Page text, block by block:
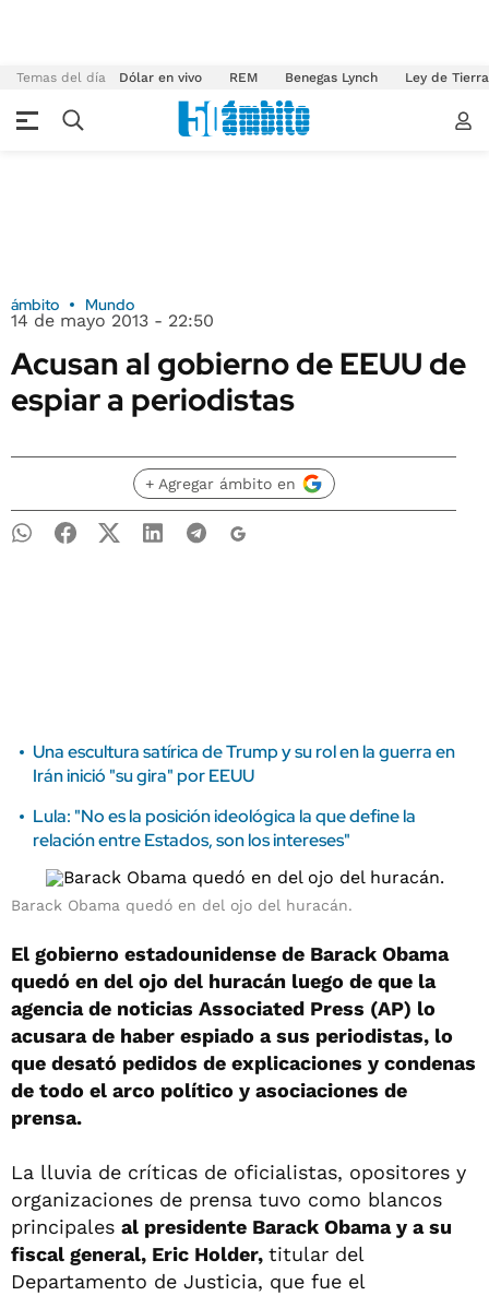
Temas del día Dólar en vivo REM Benegas Lynch Ley de
ámbito Mundo
14 de mayo 2013 - 22:50
Acusan al gobierno de EEUU de
espiar a periodistas
+ Agregar ámbito en
Una escultura satírica de Trump y su rol en la guerra en
Irán inició "su gira" por EEUU
Lula: "No es la posición ideológica la que define la
relación entre Estados, son los intereses"
Barack Obama quedó en del ojo del huracán.
El gobierno estadounidense de Barack Obama
quedó en del ojo del huracán luego de que la
agencia de noticias Associated Press (AP) lo
acusara de haber espiado a sus periodistas, lo
que desató pedidos de explicaciones y condenas
de todo el arco político y asociaciones de
prensa.
La lluvia de críticas de oficialistas, opositores y
organizaciones de prensa tuvo como blancos
principales al presidente Barack Obama y a su
fiscal general, Eric Holder, titular del
Departamento de Justicia, que fue el